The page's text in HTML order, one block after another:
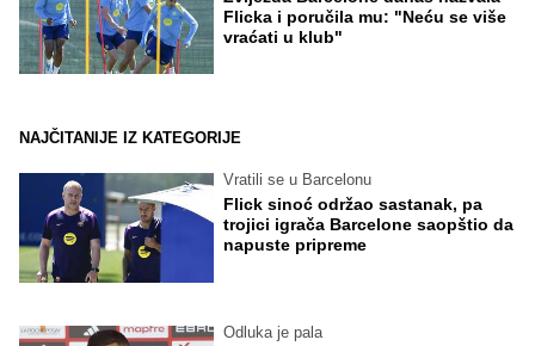
Flicka i poručila mu: "Neću se više
vraćati u klub"
NAJČITANIJE IZ KATEGORIJE
Vratili se u Barcelonu
Flick sinoć održao sastanak, pa
trojici igrača Barcelone saopštio da
napuste pripreme
Odluka je pala